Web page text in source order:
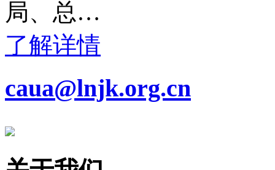
局、总…
了解详情
caua@lnjk.org.cn